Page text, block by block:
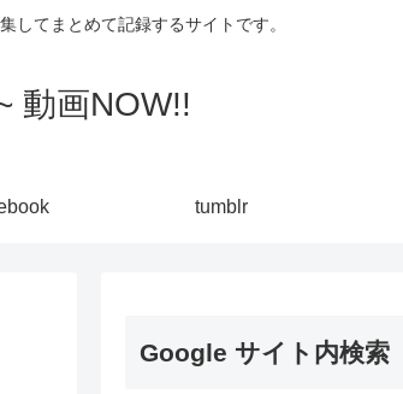
してまとめて記録するサイトです。
動画NOW!!
tumblr
Google サイト内検索